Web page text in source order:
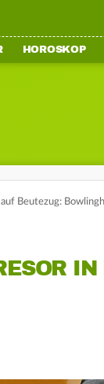
HOROSKOP
Beutezug:
IN